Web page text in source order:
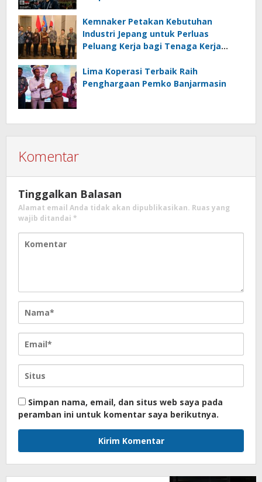
Kemnaker Petakan Kebutuhan
Industri Jepang untuk Perluas
Peluang Kerja bagi Tenaga Kerja
Lima Koperasi Terbaik Raih
Penghargaan Pemko Banjarmasin
Komentar
Tinggalkan Balasan
Alamat email Anda tidak akan dipublikasikan. Ruas yang
wajib ditandai *
Simpan nama, email, dan situs web saya pada
peramban ini untuk komentar saya berikutnya.